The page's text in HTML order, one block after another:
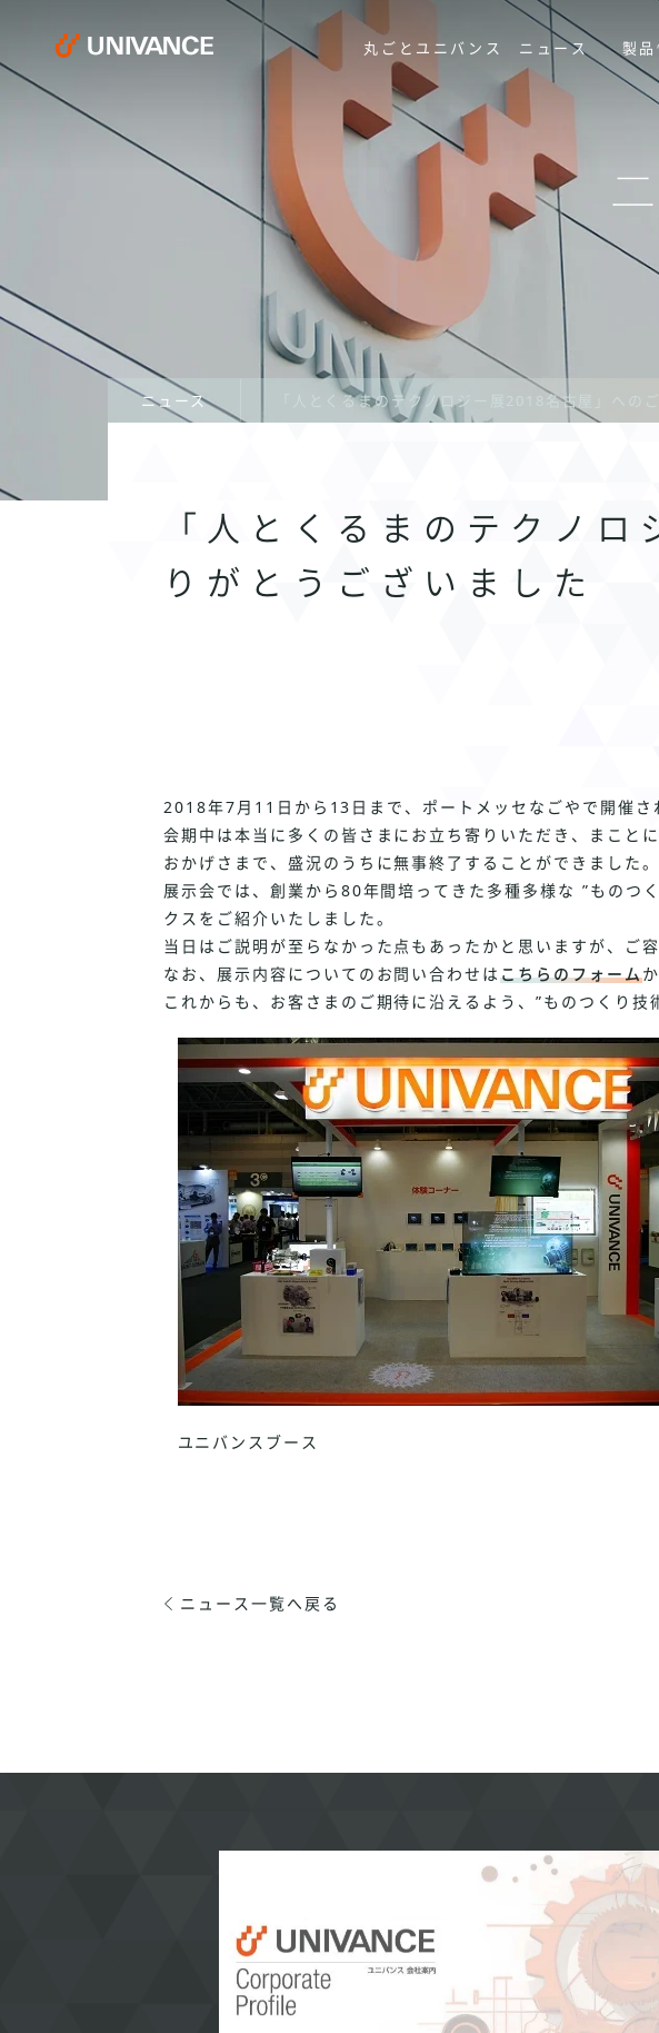
丸ごとユニバンス ニュース 製品
ニュース 「人とくるまのテクノロジー展2018名古屋」への
「人とくるまのテクノ
りがとうございました
2018年7月11日から13日まで、ポートメッセなごやで開催
会期中は本当に多くの皆さまにお立ち寄りいただき、まこと
おかげさまで、盛況のうちに無事終了することができました。
展示会では、創業から80年間培ってきた多種多様な ”ものつ
クスをご紹介いたしました。
当日はご説明が至らなかった点もあったかと思いますが、ご
なお、展示内容についてのお問い合わせはこちらのフォーム
これからも、お客さまのご期待に沿えるよう、”ものつくり
ユニバンスブース
ニュース一覧へ戻る